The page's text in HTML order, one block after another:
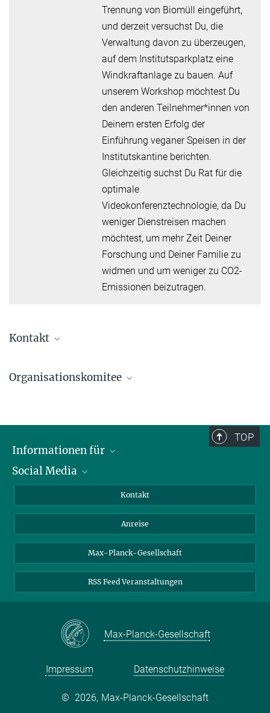
Trennung von Biomüll eingeführt,
und derzeit versuchst Du, die
Verwaltung davon zu überzeugen,
auf dem Institutsparkplatz eine
Windkraftanlage zu bauen. Auf
unserem Workshop möchtest Du
den anderen Teilnehmer*innen von
Deinem ersten Erfolg der
Einführung veganer Speisen in der
Institutskantine berichten.
Gleichzeitig suchst Du Rat für die
optimale
Videokonferenztechnologie, da Du
weniger Dienstreisen machen
möchtest, um mehr Zeit Deiner
Forschung und Deiner Familie zu
widmen und um weniger zu CO2-
Emissionen beizutragen.
Kontakt
sustainability@mpi-magdeburg.mpg.de
Organisationskomitee
sek-mse@...
Dr. Jakob Schweizer
+49 (0)391 6110 191
schweizer@...
TOP
Informationen für
Wissenschaftlerinnen und Wissenschaftler
Bewerberinnen und Bewerber
Medienvertreter
Schülerinnen und Schüler
Social Media
YouTube
Mastodon
Kontakt
Anreise
Max-Planck-Gesellschaft
RSS Feed Veranstaltungen
Max-Planck-Gesellschaft
Impressum Datenschutzhinweise
© 2026, Max-Planck-Gesellschaft